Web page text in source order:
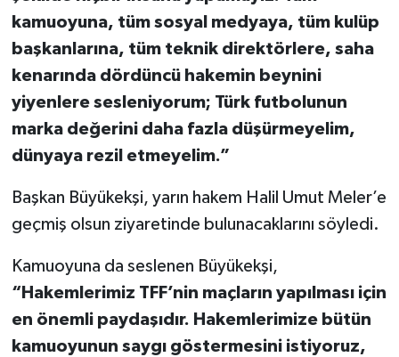
kamuoyuna, tüm sosyal medyaya, tüm kulüp
başkanlarına, tüm teknik direktörlere, saha
kenarında dördüncü hakemin beynini
yiyenlere sesleniyorum; Türk futbolunun
marka değerini daha fazla düşürmeyelim,
dünyaya rezil etmeyelim.”
Başkan Büyükekşi, yarın hakem Halil Umut Meler’e
geçmiş olsun ziyaretinde bulunacaklarını söyledi.
Kamuoyuna da seslenen Büyükekşi,
“Hakemlerimiz TFF’nin maçların yapılması için
en önemli paydaşıdır. Hakemlerimize bütün
kamuoyunun saygı göstermesini istiyoruz,